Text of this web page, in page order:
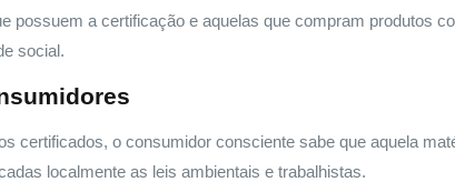
possuem a certificação e aquelas que compram produtos
social.
certificados, o consumidor consciente sabe que aquela
localmente as leis ambientais e trabalhistas.